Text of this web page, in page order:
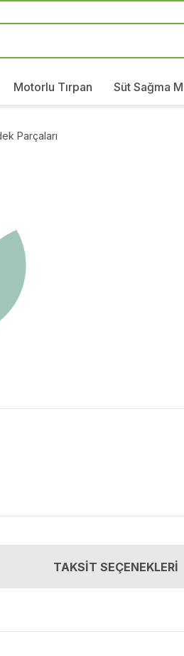
Motorlu Tırpan Süt Sağma
Parçaları
TAKSİT SEÇENEKLERİ